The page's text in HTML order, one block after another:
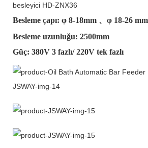
besleyici HD-ZNX36
Besleme çapı: φ 8-18mm 、φ 18-26 mm
Besleme uzunluğu: 2500mm
Güç: 380V 3 fazlı/ 220V tek fazlı